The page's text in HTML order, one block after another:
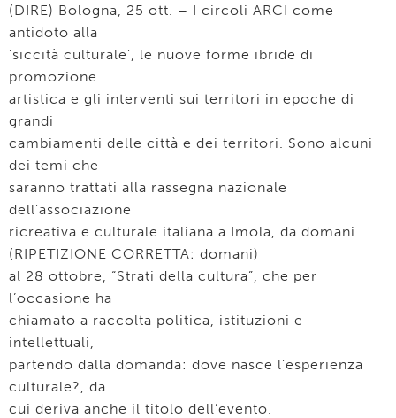
(DIRE) Bologna, 25 ott. – I circoli ARCI come
antidoto alla
‘siccità culturale’, le nuove forme ibride di
promozione
artistica e gli interventi sui territori in epoche di
grandi
cambiamenti delle città e dei territori. Sono alcuni
dei temi che
saranno trattati alla rassegna nazionale
dell’associazione
ricreativa e culturale italiana a Imola, da domani
(RIPETIZIONE CORRETTA: domani)
al 28 ottobre, “Strati della cultura”, che per
l’occasione ha
chiamato a raccolta politica, istituzioni e
intellettuali,
partendo dalla domanda: dove nasce l’esperienza
culturale?, da
cui deriva anche il titolo dell’evento.